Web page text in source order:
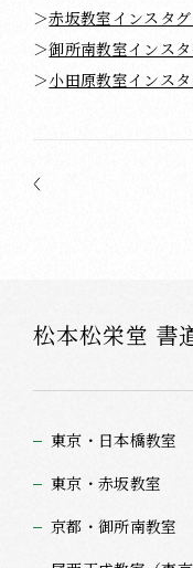
＞赤坂教室インスタ
＞御所南教室インス
＞小田原教室インス
松本松栄堂 書
東京・日本橋教室
東京・赤坂教室
京都・御所南教室